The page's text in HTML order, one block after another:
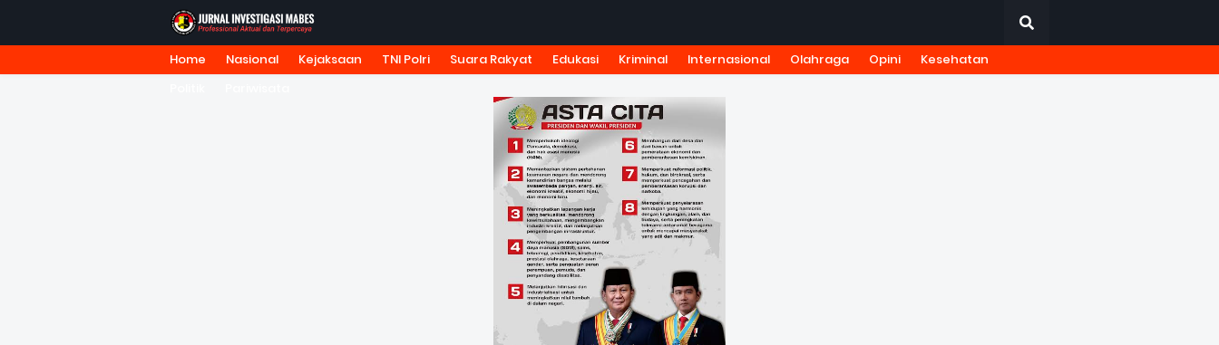
HOME TENTANG KAMI REDAKSI TARIF IKLAN PEDOMAN MEDIA SIBER KODE ETIK JURNALISTIK
Home Nasional Kejaksaan TNI Polri Suara Rakyat Edukasi Kriminal Internasional Olahraga Opini
Kesehatan